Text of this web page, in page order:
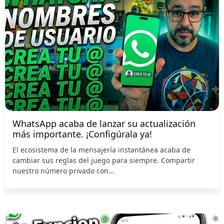
WhatsApp acaba de lanzar su actualización
más importante. ¡Configúrala ya!
El ecosistema de la mensajería instantánea acaba de
cambiar sus reglas del juego para siempre. Compartir
nuestro número privado con...